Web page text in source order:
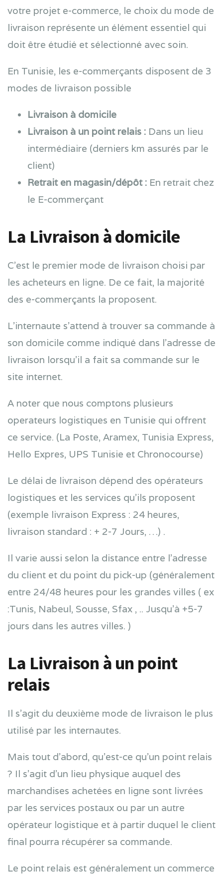
votre projet e-commerce, le choix du mode de
livraison représente un élément essentiel qui
doit être étudié et sélectionné avec soin.
En Tunisie, les e-commerçants disposent de 3
modes de livraison possible
Livraison à domicile
Livraison à un point relais : Dans un lieu
intermédiaire (derniers km assurés par le
client)
Retrait en magasin/dépôt : En retrait chez
le E-commerçant
La Livraison à domicile
C’est le premier mode de livraison choisi par
les acheteurs en ligne. De ce fait, la majorité
des e-commerçants la proposent.
L’internaute s’attend à trouver sa commande à
son domicile comme indiqué dans l’adresse de
livraison lorsqu’il a fait sa commande sur le
site internet.
A noter que nous comptons plusieurs
operateurs logistiques en Tunisie qui offrent
ce service. (La Poste, Aramex, Tunisia Express,
Hello Expres, UPS Tunisie et Chronocourse)
Le délai de livraison dépend des opérateurs
logistiques et les services qu’ils proposent
(exemple livraison Express : 24 heures,
livraison standard : + 2-7 Jours, …) .
Il varie aussi selon la distance entre l’adresse
du client et du point du pick-up (généralement
entre 24/48 heures pour les grandes villes ( ex
:Tunis, Nabeul, Sousse, Sfax , .. Jusqu’à +5-7
jours dans les autres villes. )
La Livraison à un point
relais
Il s’agit du deuxième mode de livraison le plus
utilisé par les internautes.
Mais tout d’abord, qu’est-ce qu’un point relais
? Il s’agit d’un lieu physique auquel des
marchandises achetées en ligne sont livrées
par les services postaux ou par un autre
opérateur logistique et à partir duquel le client
final pourra récupérer sa commande.
Le point relais est généralement un commerce